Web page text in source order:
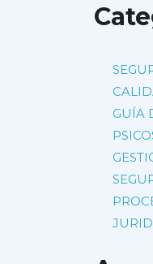
GUÍA